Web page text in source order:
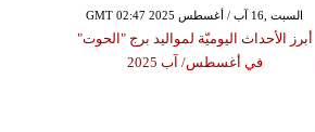
GMT 02:47 2025 السبت ,16 آب / أغسطس
أبرز الأحداث اليوميّة لمواليد برج "الحوت"
في أغسطس/ آب 2025